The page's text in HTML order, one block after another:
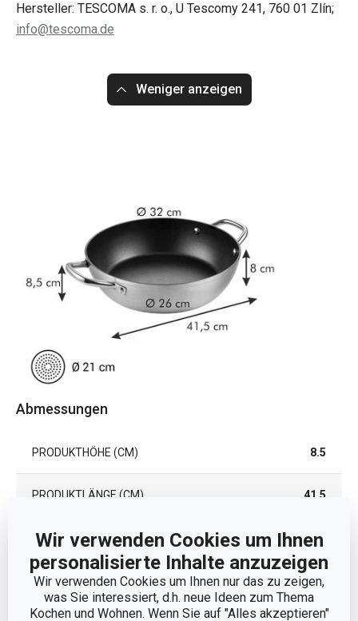
Wir verwenden Cookies um Ihnen
personalisierte Inhalte anzuzeigen
Wir verwenden Cookies um Ihnen nur das zu zeigen,
was Sie interessiert, d.h. neue Ideen zum Thema
Kochen und Wohnen. Wenn Sie auf "Alles akzeptieren"
Hersteller: TESCOMA s. r. o., U Tescomy 241, 760 01 Zlín;
info@tescoma.de
Weniger anzeigen
Abmessungen
PRODUKTHÖHE (CM) 8.5
PRODUKTLÄNGE (CM) 41.5
DURCHMESSER (CM) 32
DURCHMESSER DES INDUKTIONSBODENS (CM) 21